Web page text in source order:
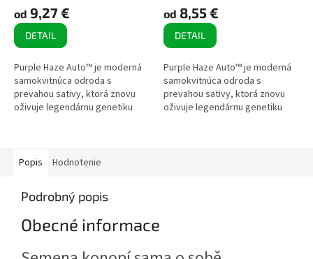
od 9,27 €
DETAIL
Purple Haze Auto™ je moderná
samokvitnúca odroda s
prevahou sativy, ktorá znovu
oživuje legendárnu genetiku
od 8,55 €
DETAIL
Purple Haze Auto™ je moderná
samokvitnúca odroda s
prevahou sativy, ktorá znovu
oživuje legendárnu genetiku
Popis
Hodnotenie
Podrobný popis
Obecné informace